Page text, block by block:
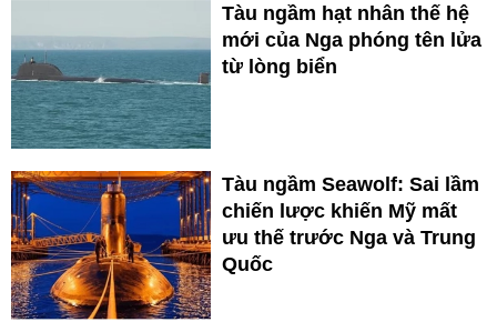
Tàu ngầm hạt nhân thế hệ
mới của Nga phóng tên lửa
từ lòng biển
Tàu ngầm Seawolf: Sai lầm
chiến lược khiến Mỹ mất
ưu thế trước Nga và Trung
Quốc